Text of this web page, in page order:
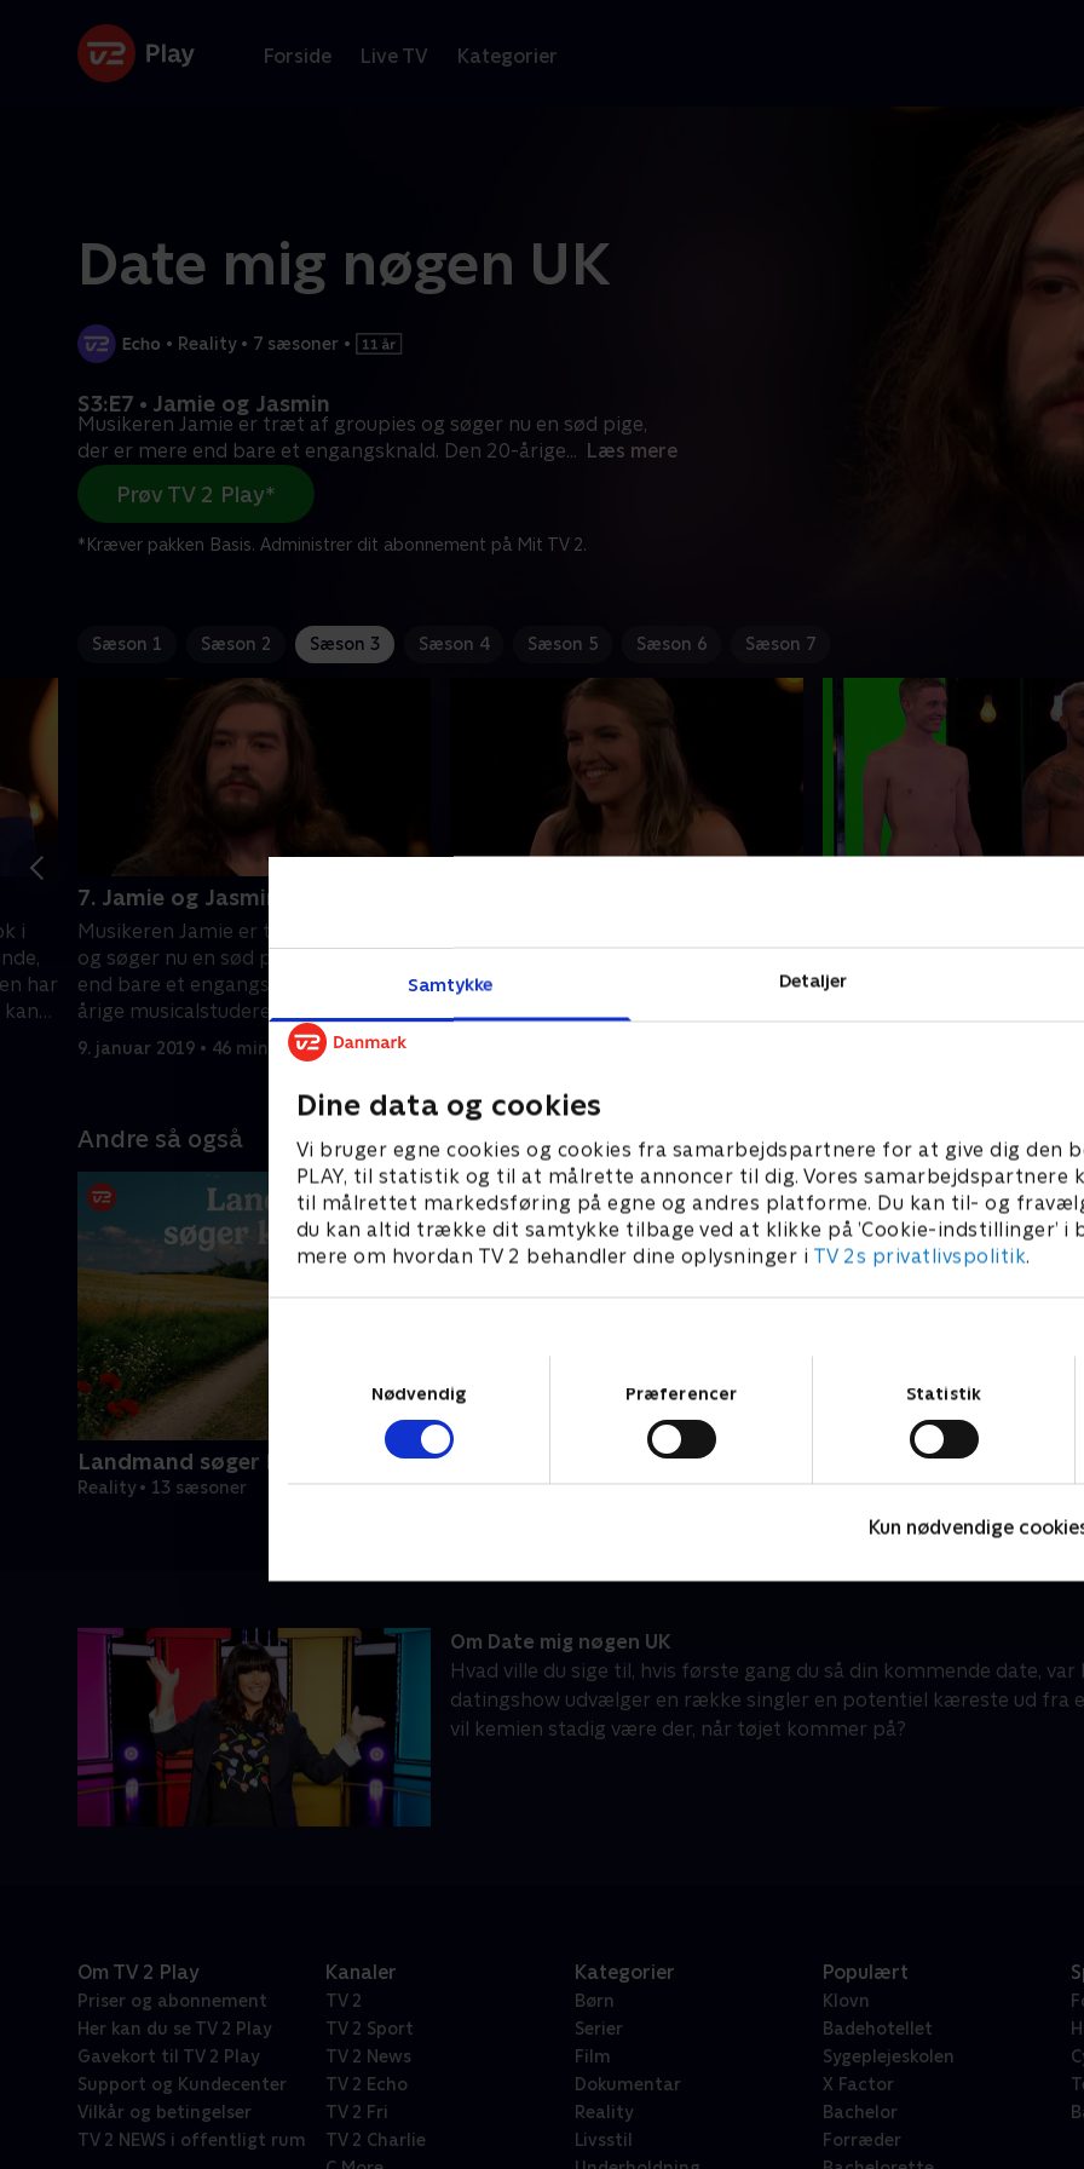
Samtykke Detaljer
Dine data og cookies
Vi bruger egne cookies og cookies fra samarbejdspartnere for at give dig den
PLAY, til statistik og til at målrette annoncer til dig. Vores samarbejdspartnere
til målrettet markedsføring på egne og andres platforme. Du kan til- og
du kan altid trække dit samtykke tilbage ved at klikke på ’Cookie-indstillinger’ i
mere om hvordan TV 2 behandler dine oplysninger i TV 2s privatlivspolitik.
Nødvendig
Præferencer Statistik
Kun nødvendige
Forside Live TV Kategorier
Date mig nøgen UK
• Reality • 7 sæsoner •
S3:E7 • Jamie og Jasmin
Musikeren Jamie er træt af groupies og søger nu en sød pige,
der er mere end bare et engangsknald. Den 20-årige... Læs mere
Prøv TV 2 Play*
*Kræver pakken Basis. Administrer dit abonnement på Mit TV 2.
Sæson 1 Sæson 2 Sæson 3 Sæson 4 Sæson 5 Sæson 6 Sæson 7
i
har
7. Jamie og Jasmin
Musikeren Jamie er træt af groupies
og søger nu en sød pige, der er mere
end bare et engangsknald. Den 20-
årige musicalstuderende Jasmin lider
af kronisk træthedssyndrom og
håber at finde en nøgen date, der vil
acceptere hende, som hun er.
9. januar 2019 • 46 min
jagtmarkerne i Cornwall og håber at
vinke farvel til tilbagelænede
Vinduespudseren Alex blev mobbet
med at være overvægtig og rødhåret
i teenageårene, men har trænet hårdt
på at få en krop, han er stolt af. Vil
Alex' trænede krop imponere de
potentielle dates i panelet?
men håber på at
åbensindede nok for
Andre så også
Landmand søger kærlighed
Reality • 13 sæsoner
Date mig nøgen - special
Om Date mig nøgen UK
Hvad ville du sige til, hvis første gang du så din kommende date,
datingshow udvælger en række singler en potentiel kæreste ud fra
vil kemien stadig være der, når tøjet kommer på?
Om TV 2 Play
Priser og abonnement
Her kan du se TV 2 Play
Gavekort til TV 2 Play
Support og Kundecenter
Vilkår og betingelser
TV 2 NEWS i offentligt rum
Kanaler
TV 2
TV 2 Sport
TV 2 News
TV 2 Echo
TV 2 Fri
TV 2 Charlie
Kategorier
Børn
Serier
Film
Dokumentar
Reality
Livsstil
Populært
Klovn
Badehotellet
Sygeplejeskolen
X Factor
Bachelor
Forræder